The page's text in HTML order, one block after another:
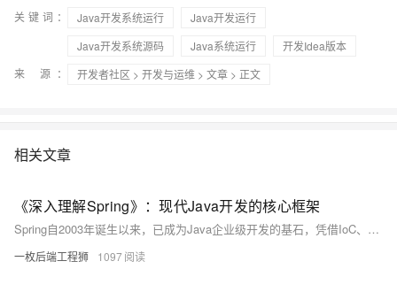
关键词： Java开发系统运行
Java开发运行
Java开发系统源码
Java系统运行
开发Idea版本
来 源：
开发者社区 > 开发与运维 > 文章 > 正文
相关文章
《深入理解Spring》：现代Java开发的核心框架
Spring自2003年诞生以来，已成为Java企业级开发的基石，凭借IoC、AOP、声明式编程等核心特性，极大简化了开发复杂度。本系列将深入解析Spring框架核心原理及Spring Boot、Cloud、Security等生态组件，助力开发者构建高效、可扩展的应用体系。（238字）
一枚后端工程狮 1097